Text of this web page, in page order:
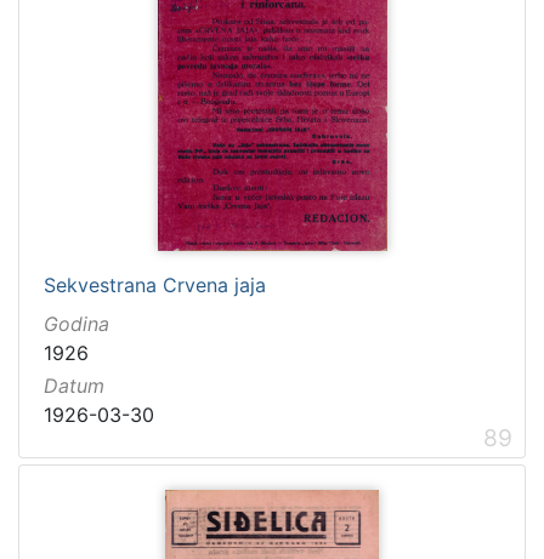
Sekvestrana Crvena jaja
Godina
1926
Datum
1926-03-30
89